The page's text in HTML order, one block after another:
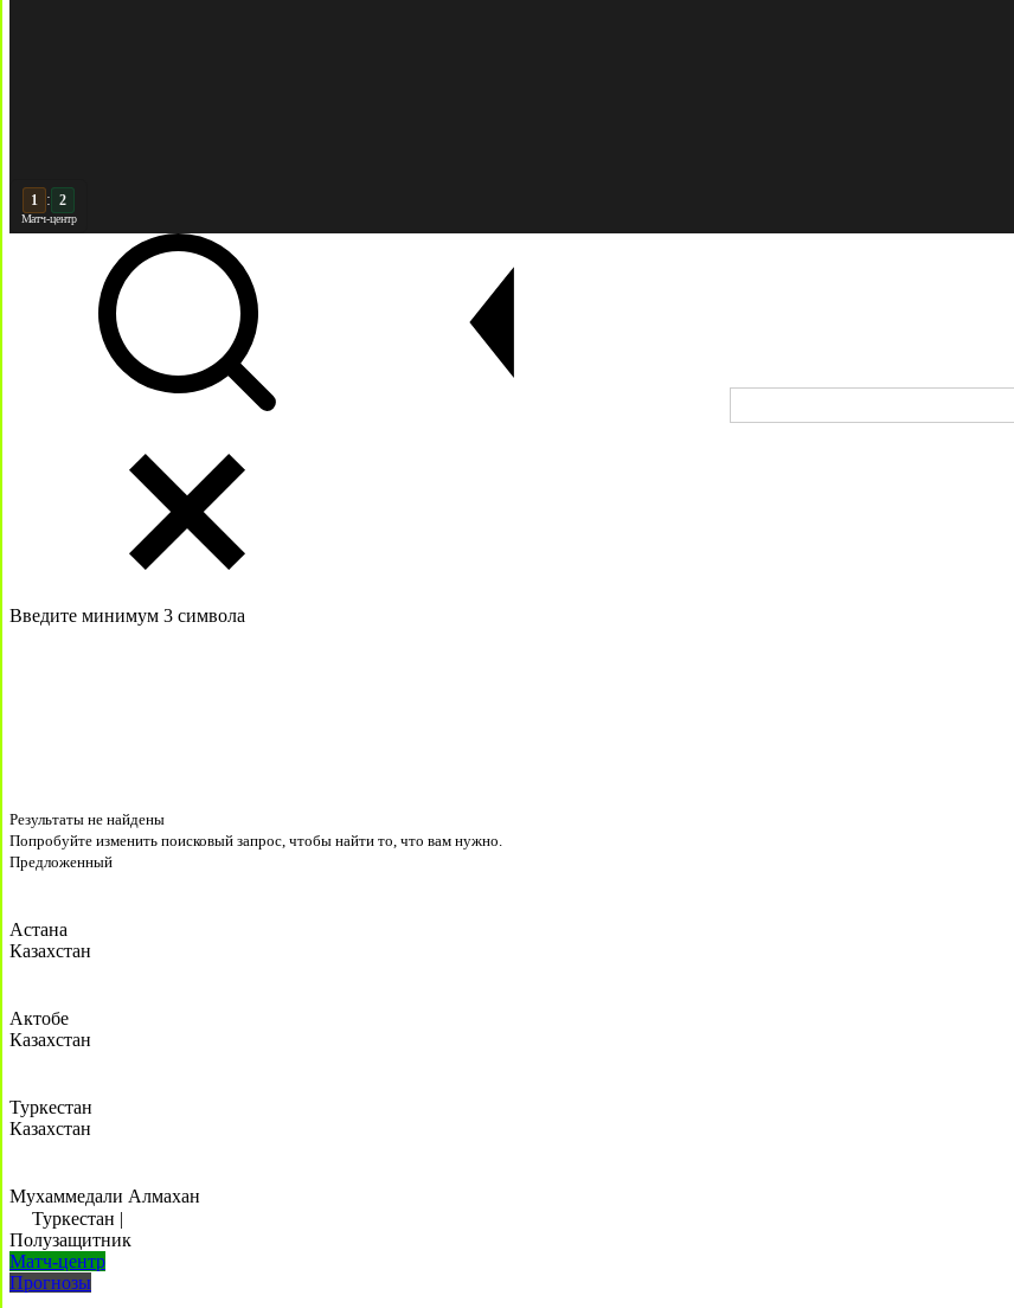
2 : 2
Матч-центр
Введите минимум 3 символа
Результаты не найдены
Попробуйте изменить поисковый запрос, чтобы найти то, что вам нужно.
Предложенный
Астана
Казахстан
Актобе
Казахстан
Туркестан
Казахстан
Мухаммедали Алмахан
Туркестан |
Полузащитник
Матч-центр
Прогнозы